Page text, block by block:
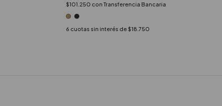
$101.250 con Transferencia Bancaria
6 cuotas sin interés de $18.750